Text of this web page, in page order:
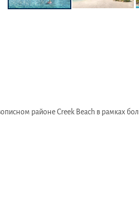
районе Creek Beach в рамках